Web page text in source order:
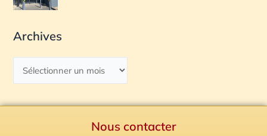
Archives
Nous contacter